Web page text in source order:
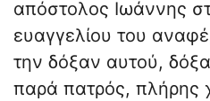
απόστολος Ιωάννης
ευαγγελίου του
την δόξαν αυτού,
παρά πατρός, πλήρης